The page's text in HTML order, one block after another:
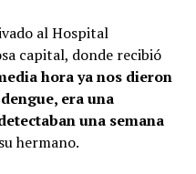
al Hospital
capital, donde recibió
hora ya nos dieron
era una
una semana
hermano.